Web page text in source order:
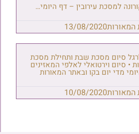
למסכת עירובין – דף היומי…
13/08/2020
סיום מסכת שבת ותחילת מסכת
• סיום וירטואלי לאלפי המאזינים
מדי יום בקו ובאתר המאורות
10/08/2020